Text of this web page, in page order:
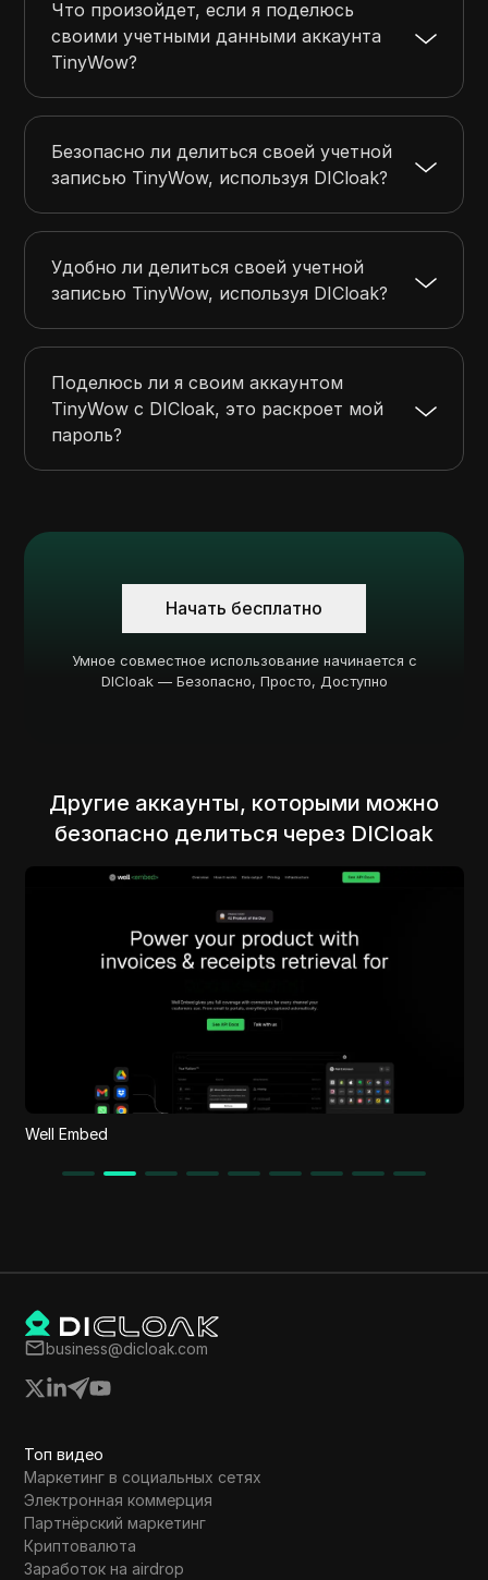
Что произойдет, если я поделюсь
своими учетными данными аккаунта
TinyWow?
Безопасно ли делиться своей учетной
записью TinyWow, используя DICloak?
Удобно ли делиться своей учетной
записью TinyWow, используя DICloak?
Поделюсь ли я своим аккаунтом
TinyWow с DICloak, это раскроет мой
пароль?
Начать бесплатно
Умное совместное использование начинается с
DICloak — Безопасно, Просто, Доступно
Другие аккаунты, которыми можно
безопасно делиться через DICloak
PromptToComicAI
business@dicloak.com
Топ видео
Маркетинг в социальных сетях
Электронная коммерция
Партнёрский маркетинг
Криптовалюта
Заработок на airdrop